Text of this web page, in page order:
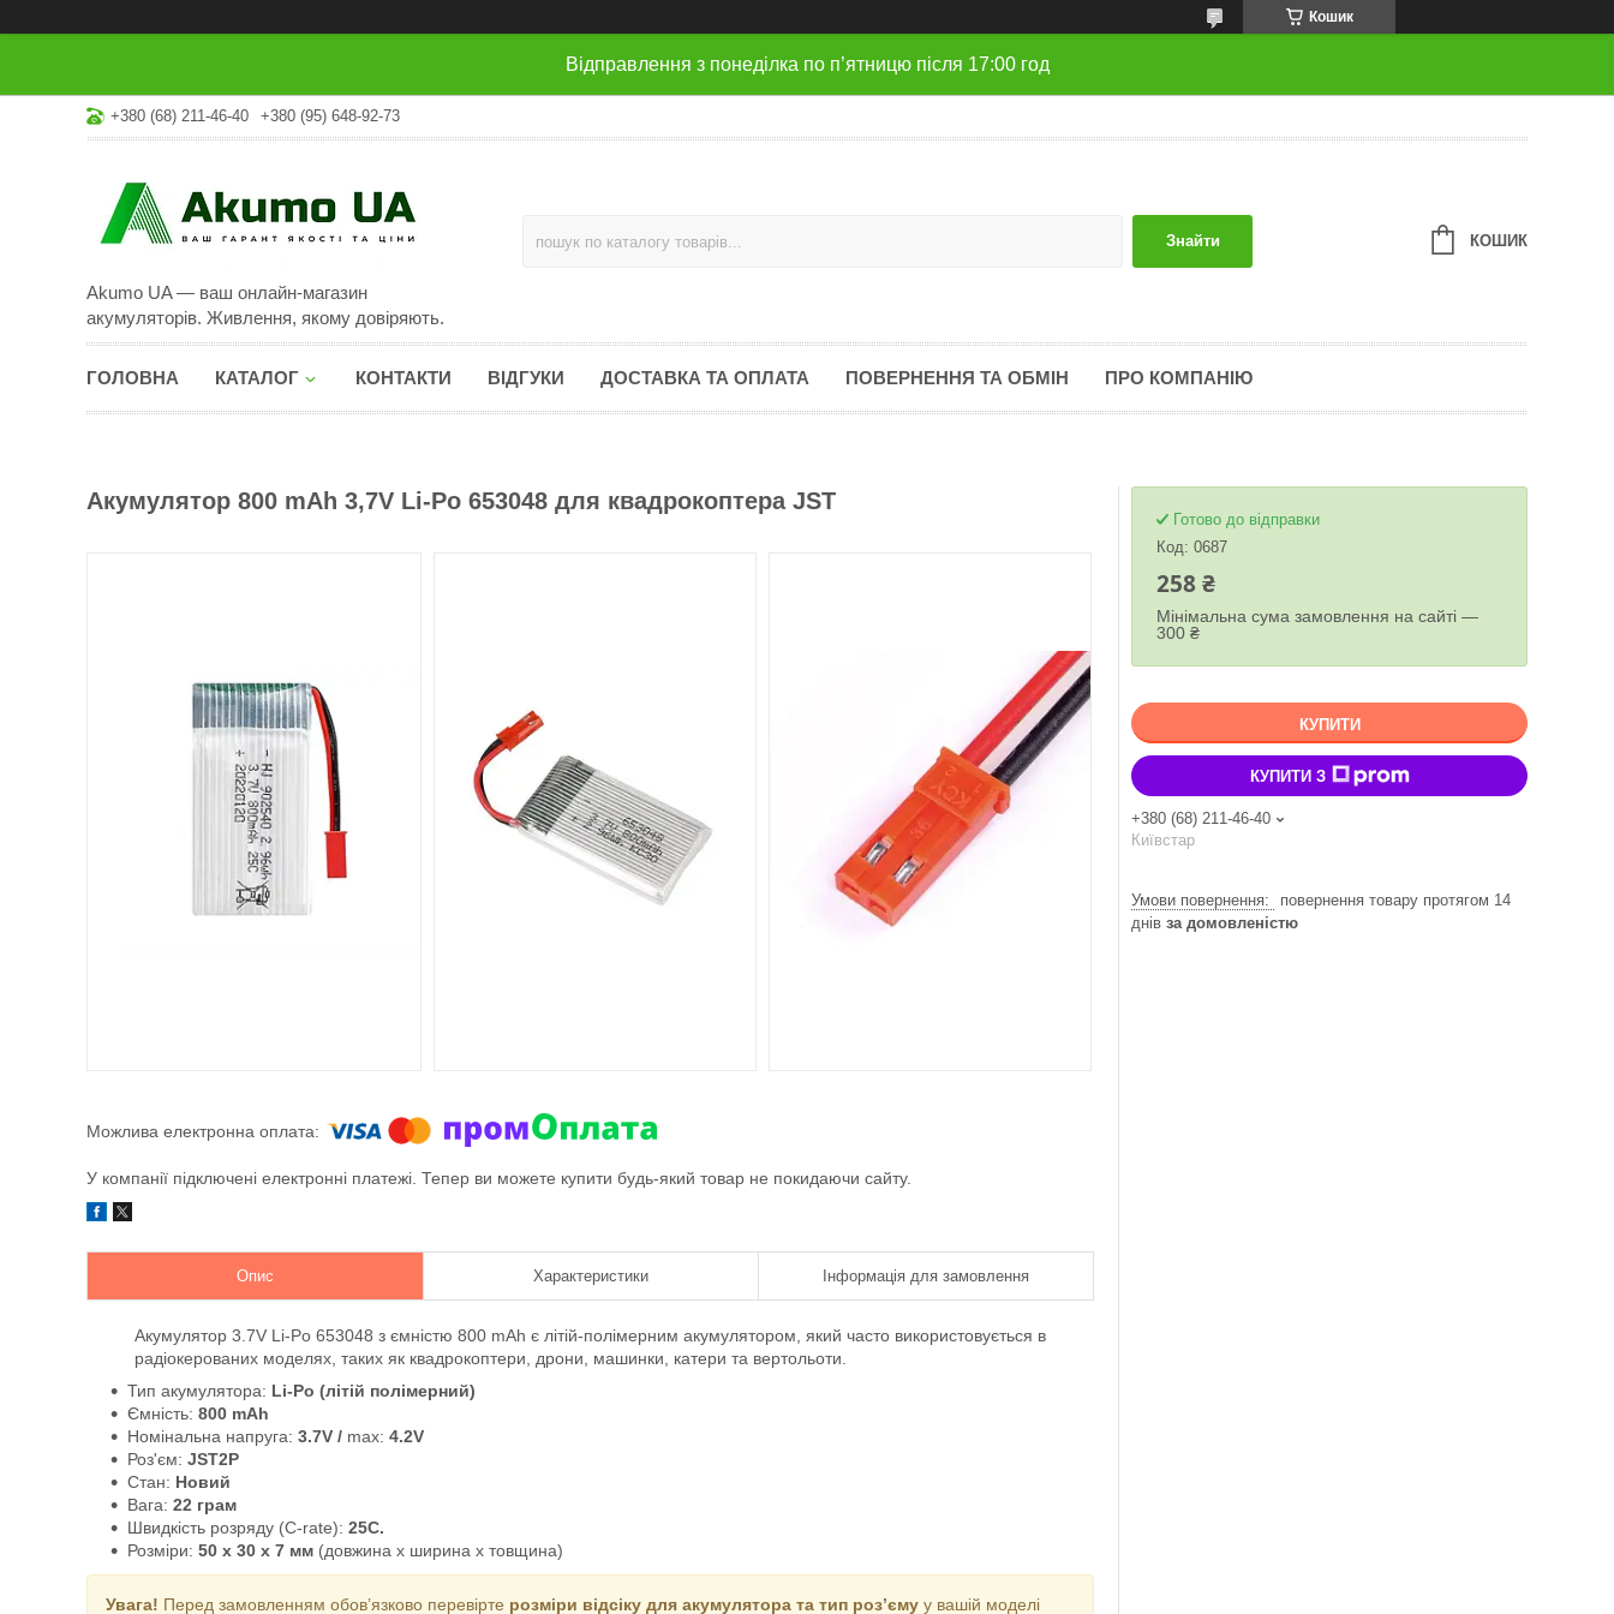
Кошик
Відправлення з понеділка по п’ятницю після 17:00 год
+380 (68) 211-46-40 +380 (95) 648-92-73
Akumo UA — ваш онлайн-магазин
акумуляторів. Живлення, якому довіряють.
Знайти КОШИК
ГОЛОВНА КАТАЛОГ КОНТАКТИ ВІДГУКИ ДОСТАВКА ТА ОПЛАТА ПОВЕРНЕННЯ ТА ОБМІН ПРО КОМПАНІЮ
Акумулятор 800 mAh 3,7V Li-Po 653048 для квадрокоптера JST
У компанії підключені електронні платежі. Тепер ви можете купити будь-який товар не покидаючи сайту.
Опис Характеристики Інформація для замовлення
Акумулятор 3.7V Li-Po 653048 з ємністю 800 mAh є літій-полімерним акумулятором, який часто використовується в
радіокерованих моделях, таких як квадрокоптери, дрони, машинки, катери та вертольоти.
Тип акумулятора: Li-Po (літій полімерний)
Ємність: 800 mAh
Номінальна напруга: 3.7V / max: 4.2V
Роз'єм: JST2P
Стан: Новий
Вага: 22 грам
Швидкість розряду (C-rate): 25C.
Розміри: 50 x 30 x 7 мм (довжина x ширина x товщина)
Увага! Перед замовленням обов’язково перевірте розміри відсіку для акумулятора та тип роз’єму у вашій моделі
Готово до відправки
Код: 0687
258 ₴
Мінімальна сума замовлення на сайті —
300 ₴
КУПИТИ
КУПИТИ З
+380 (68) 211-46-40
Київстар
повернення товару протягом 14
днів за домовленістю